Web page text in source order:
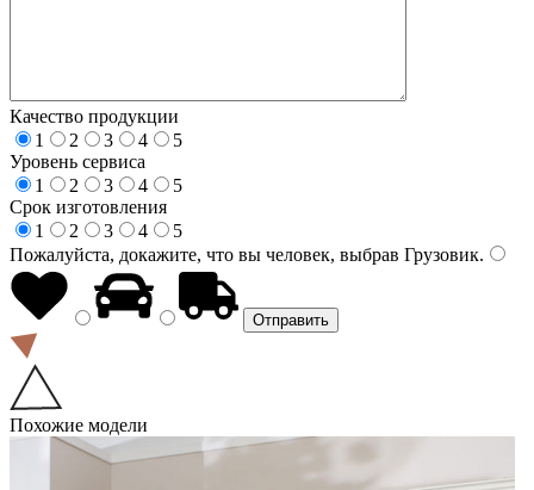
Качество продукции
1
2 3 4
5
Уровень сервиса
1
2 3 4
5
Срок изготовления
1
2 3 4
5
Пожалуйста, докажите, что вы человек, выбрав Грузовик.
Похожие модели